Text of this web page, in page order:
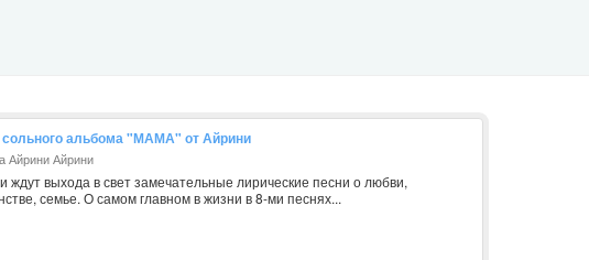
сольного альбома "МАМА" от Айрини
Айрини Айрини
ждут выхода в свет замечательные лирические песни о любви,
семье. О самом главном в жизни в 8-ми песнях...